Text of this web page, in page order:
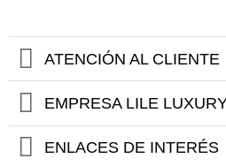
$112.425
ATENCIÓN AL CLIENTE
EMPRESA LILE
ENLACES DE INTERÉS